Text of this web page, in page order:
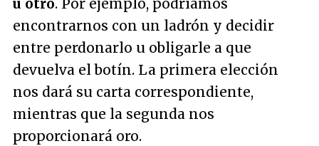
u otro. Por ejemplo, podríamos
encontrarnos con un ladrón y decidir
entre perdonarlo u obligarle a que
devuelva el botín. La primera elección
nos dará su carta correspondiente,
mientras que la segunda nos
proporcionará oro.